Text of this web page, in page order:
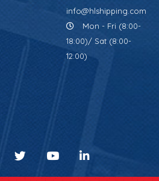
info@hlshipping.com
Mon - Fri (8:00-
18:00)/ Sat (8:00-
12:00)